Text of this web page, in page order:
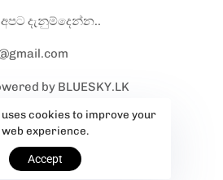
දැනුම්දෙන්න..
by BLUESKY.LK
cookies to improve your
web experience.
Accept